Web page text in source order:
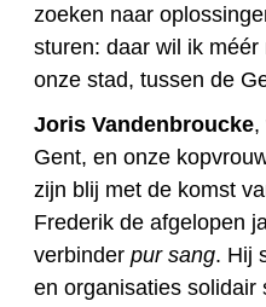
zoeken naar
sturen: daar wil ik
onze stad, tussen de
Joris Vandenbroucke,
Gent, en onze
zijn blij met de komst
Frederik de afgelopen
verbinder pur sang. Hij
en organisaties solidair